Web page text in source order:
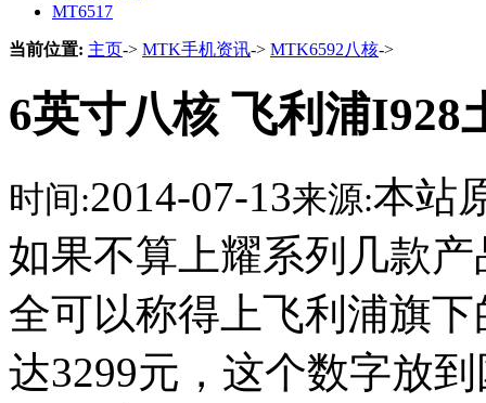
MT6517
当前位置: 主页-> MTK手机资讯-> MTK6592八核->
6英寸八核 飞利浦I928
时间:2014-07-13来源:本站
如果不算上耀系列几款
全可以称得上飞利浦旗
达3299元，这个数字放